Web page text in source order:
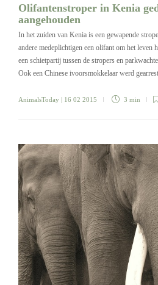
Olifantenstroper in Kenia
aangehouden
In het zuiden van Kenia is een gewapende
andere medeplichtigen een olifant om het leven
een schietpartij tussen de stropers en
Ook een Chinese ivoorsmokkelaar werd
AnimalsToday | 16 02 2015 3 min